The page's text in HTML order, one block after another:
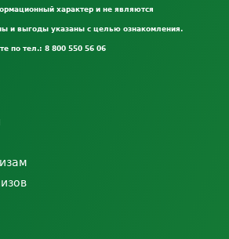
характер и не являются
и выгоды указаны с целью ознакомления.
по тел.: 8 800 550 56 06